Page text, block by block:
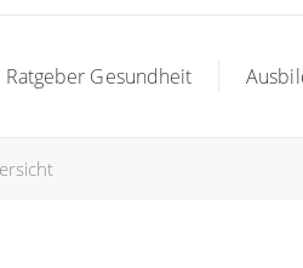
Ratgeber Gesundheit